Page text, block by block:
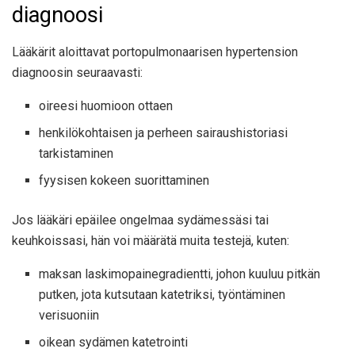
diagnoosi
Lääkärit aloittavat portopulmonaarisen hypertension
diagnoosin seuraavasti:
oireesi huomioon ottaen
henkilökohtaisen ja perheen sairaushistoriasi
tarkistaminen
fyysisen kokeen suorittaminen
Jos lääkäri epäilee ongelmaa sydämessäsi tai
keuhkoissasi, hän voi määrätä muita testejä, kuten:
maksan laskimopainegradientti, johon kuuluu pitkän
putken, jota kutsutaan katetriksi, työntäminen
verisuoniin
oikean sydämen katetrointi